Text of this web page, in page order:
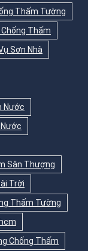
Thấm Tường
Chống Thấm
Sơn Nhà
Nước
Sân Thượng
Trời
Thấm Tường
Chống Thấm